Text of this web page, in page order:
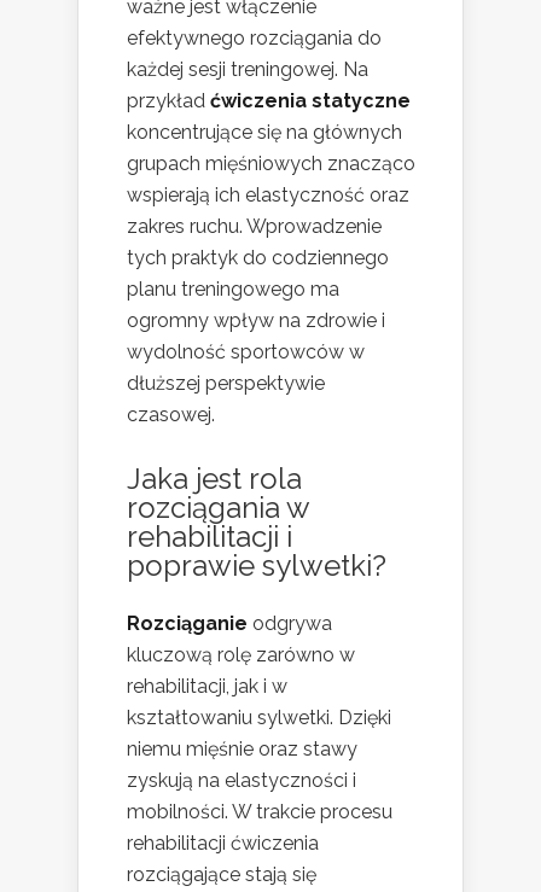
ważne jest włączenie
efektywnego rozciągania do
każdej sesji treningowej. Na
przykład ćwiczenia statyczne
koncentrujące się na głównych
grupach mięśniowych znacząco
wspierają ich elastyczność oraz
zakres ruchu. Wprowadzenie
tych praktyk do codziennego
planu treningowego ma
ogromny wpływ na zdrowie i
wydolność sportowców w
dłuższej perspektywie
czasowej.
Jaka jest rola
rozciągania w
rehabilitacji i
poprawie sylwetki?
Rozciąganie odgrywa
kluczową rolę zarówno w
rehabilitacji, jak i w
kształtowaniu sylwetki. Dzięki
niemu mięśnie oraz stawy
zyskują na elastyczności i
mobilności. W trakcie procesu
rehabilitacji ćwiczenia
rozciągające stają się